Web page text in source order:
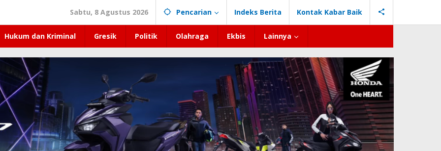
Sabtu, 8 Agustus 2026 Pencarian Indeks Berita Kontak Kabar Baik
Hukum dan Kriminal Gresik Politik Olahraga Ekbis Lainnya